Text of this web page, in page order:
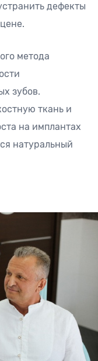
дефекты
метода
зубов.
ткань и
на имплантах
натуральный